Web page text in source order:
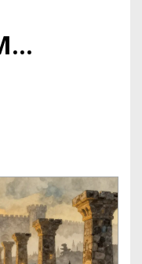
IAVG - INFORMATIONSARCHIV FÜR VIRTUELLE GELDER